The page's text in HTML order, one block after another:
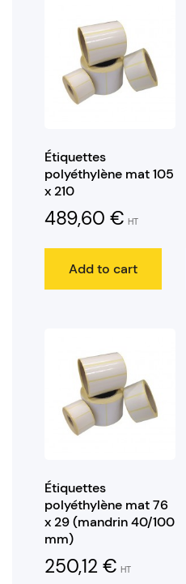
Étiquettes
polyéthylène mat 105
x 210
489,60 € HT
Add to cart
Étiquettes
polyéthylène mat 76
x 29 (mandrin 40/100
mm)
250,12 € HT